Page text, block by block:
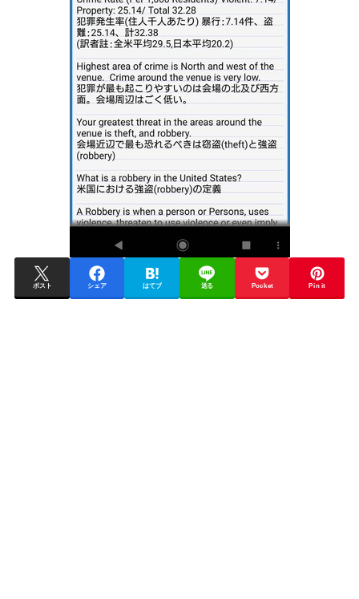
ポスト シェア はてブ 送る Pocket Pin it